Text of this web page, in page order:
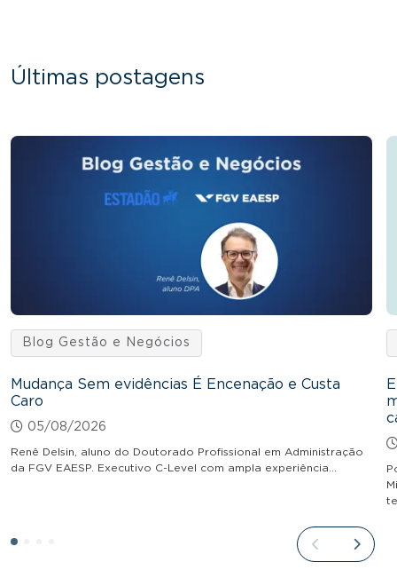
Últimas postagens
Blog Gestão e Negócios
Mudança Sem evidências É Encenação e Custa
Caro
05/08/2026
Renê Delsin, aluno do Doutorado Profissional em Administração
da FGV EAESP. Executivo C-Level com ampla experiência…